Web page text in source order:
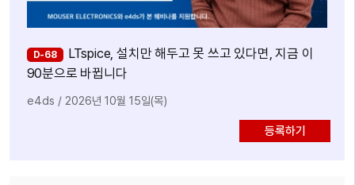
D-68
LTspice, 설치만 해두고 못 쓰고 있다면, 지금 이
90분으로 바뀝니다
e4ds / 2026년 10월 15일(목)
등록하기